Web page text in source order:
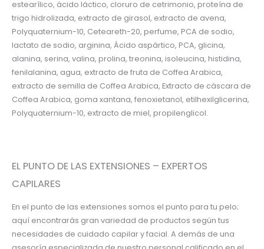
estearílico, ácido láctico, cloruro de cetrimonio, proteína de
trigo hidrolizada, extracto de girasol, extracto de avena,
Polyquaternium-10, Ceteareth-20, perfume, PCA de sodio,
lactato de sodio, arginina, Ácido aspártico, PCA, glicina,
alanina, serina, valina, prolina, treonina, isoleucina, histidina,
fenilalanina, agua, extracto de fruta de Coffea Arabica,
extracto de semilla de Coffea Arabica, Extracto de cáscara de
Coffea Arabica, goma xantana, fenoxietanol, etilhexilglicerina,
Polyquaternium-10, extracto de miel, propilenglicol.
EL PUNTO DE LAS EXTENSIONES – EXPERTOS
CAPILARES
En el punto de las extensiones somos el punto para tu pelo;
aquí encontrarás gran variedad de productos según tus
necesidades de cuidado capilar y facial. A demás de una